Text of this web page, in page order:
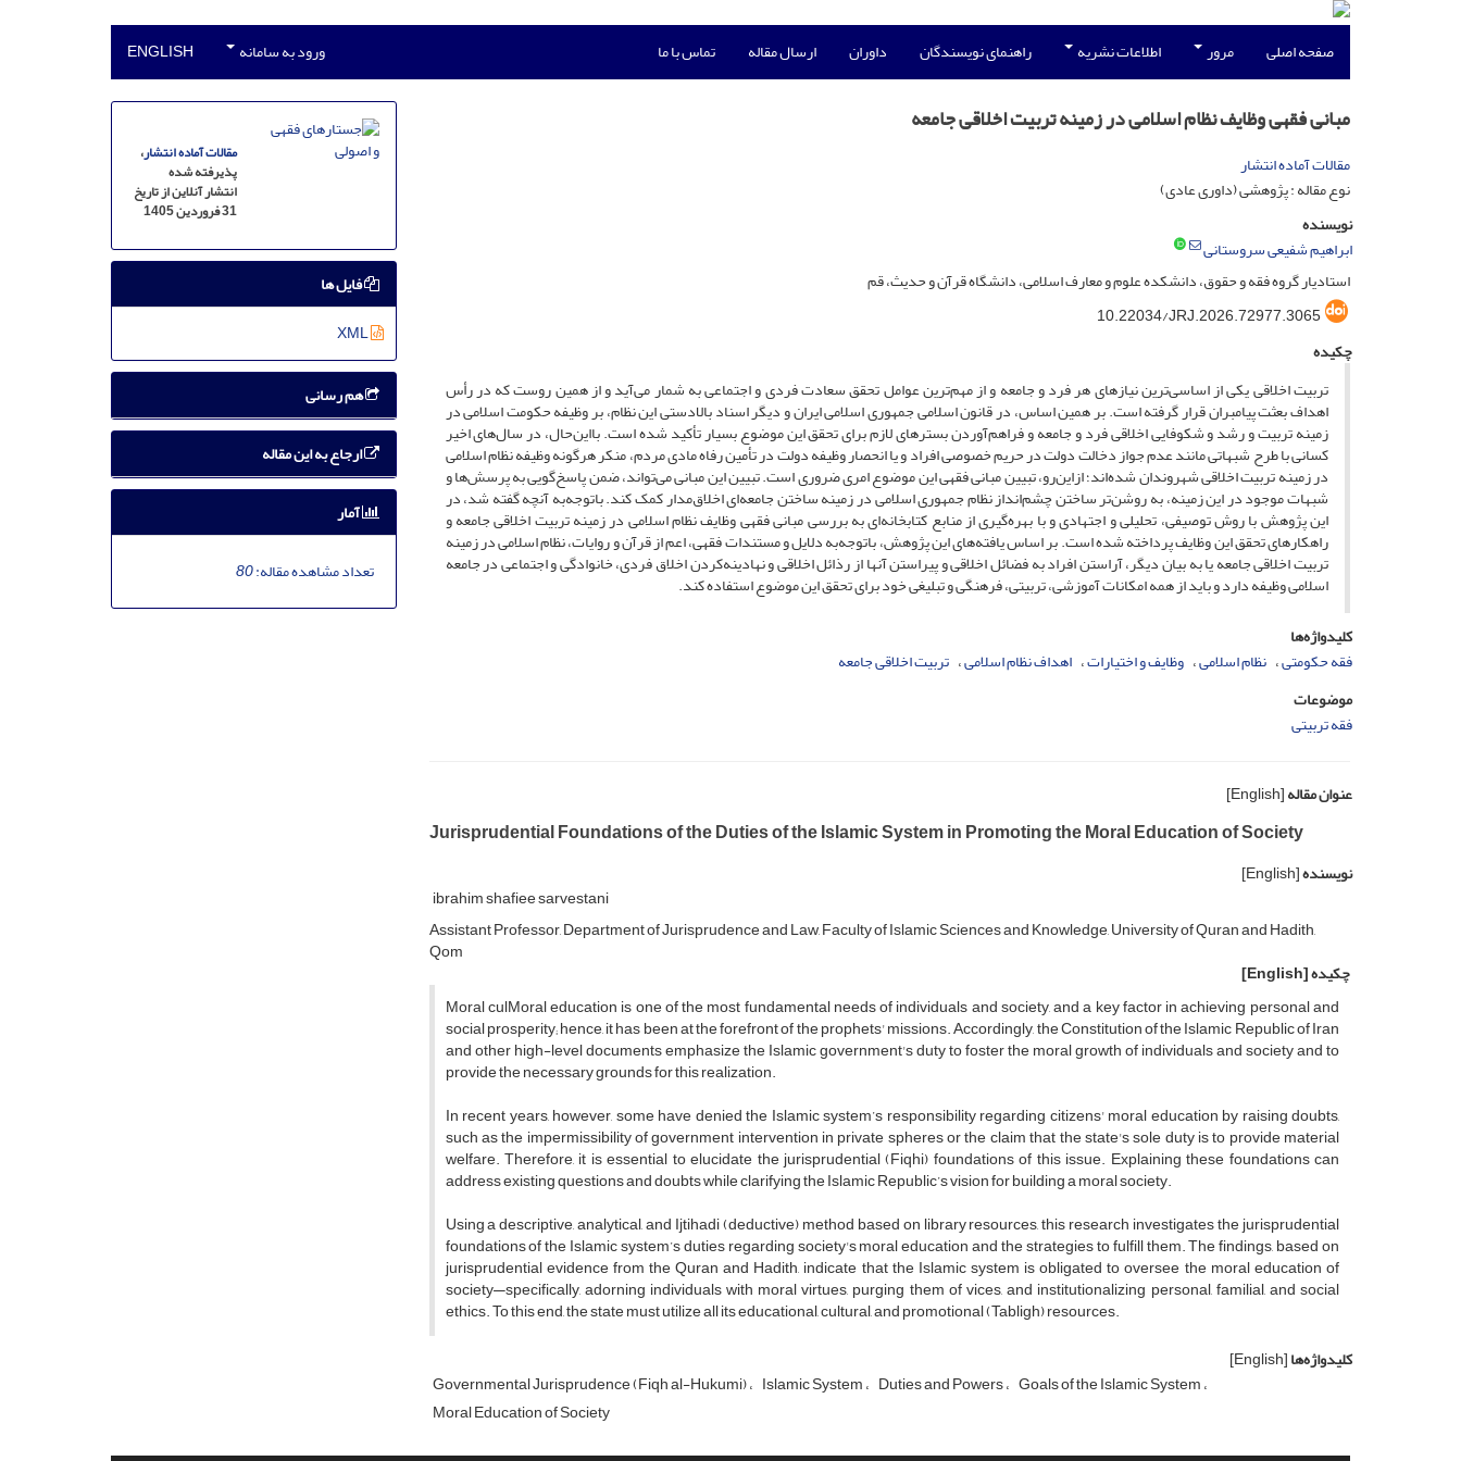
صفحه اصلی مرور اطلاعات نشریه راهنمای نویسندگان داوران ارسال مقاله تماس با ما ورود به سامانه ENGLISH
مبانی فقهی وظایف نظام اسلامی در زمینه تربیت اخلاقی جامعه
مقالات آماده انتشار
نوع مقاله : پژوهشی (داوری عادی)
نویسنده
ابراهیم شفیعی سروستانی
استادیار گروه فقه و حقوق، دانشکده علوم و معارف اسلامی، دانشگاه قرآن و حدیث، قم
10.22034/JRJ.2026.72977.3065
چکیده
تربیت اخلاقی یکی از اساسی‌ترین نیازهای هر فرد و جامعه و از مهم‌ترین عوامل تحقق سعادت فردی و اجتماعی به شمار می‌آید و از همین روست که در رأس
اهداف بعثت پیامبران قرار گرفته است. بر همین اساس، در قانون اسلامی جمهوری اسلامی ایران و دیگر اسناد بالادستی این نظام، بر وظیفه حکومت اسلامی در
زمینه تربیت و رشد و شکوفایی اخلاقی فرد و جامعه و فراهم‌آوردن بسترهای لازم برای تحقق این موضوع بسیار تأکید شده است. بااین‌حال، در سال‌های اخیر
کسانی با طرح شبهاتی مانند عدم جواز دخالت دولت در حریم خصوصی افراد و یا انحصار وظیفه دولت در تأمین رفاه مادی مردم، منکر هرگونه وظیفه نظام اسلامی
در زمینه تربیت اخلاقی شهروندان شده‌اند؛ ازاین‌رو، تبیین مبانی فقهی این موضوع امری ضروری است. تبیین این مبانی می‌تواند، ضمن پاسخ‌گویی به پرسش‌ها و
شبهات موجود در این زمینه، به روشن‌تر ساختن چشم‌انداز نظام جمهوری اسلامی در زمینه ساختن جامعه‌ای اخلاق‌مدار کمک کند. باتوجه‌به آنچه گفته شد، در
این پژوهش با روش توصیفی، تحلیلی و اجتهادی و با بهره‌گیری از منابع کتابخانه‌ای به بررسی مبانی فقهی وظایف نظام اسلامی در زمینه تربیت اخلاقی جامعه و
راهکارهای تحقق این وظایف پرداخته شده است. بر اساس یافته‌های این پژوهش، باتوجه‌به دلایل و مستندات فقهی، اعم از قرآن و روایات، نظام اسلامی در زمینه
تربیت اخلاقی جامعه یا به بیان دیگر، آراستن افراد به فضائل اخلاقی و پیراستن آنها از رذائل اخلاقی و نهادینه‌کردن اخلاق فردی، خانوادگی و اجتماعی در جامعه
اسلامی وظیفه دارد و باید از همه امکانات آموزشی، تربیتی، فرهنگی و تبلیغی خود برای تحقق این موضوع استفاده کند.
کلیدواژه‌ها
فقه حکومتی نظام اسلامی وظایف و اختیارات اهداف نظام اسلامی تربیت اخلاقی جامعه
موضوعات
فقه تربیتی
عنوان مقاله[English]
Jurisprudential Foundations of the Duties of the Islamic System in Promoting the Moral Education of Society
نویسنده[English]
ibrahim shafiee sarvestani
Assistant Professor, Department of Jurisprudence and Law, Faculty of Islamic Sciences and Knowledge, University of Quran and Hadith,
Qom
چکیده[English]
Moral culMoral education is one of the most fundamental needs of individuals and society, and a key factor in achieving personal and
social prosperity; hence, it has been at the forefront of the prophets' missions. Accordingly, the Constitution of the Islamic Republic of Iran
and other high-level documents emphasize the Islamic government's duty to foster the moral growth of individuals and society and to
provide the necessary grounds for this realization.
In recent years, however, some have denied the Islamic system’s responsibility regarding citizens' moral education by raising doubts,
such as the impermissibility of government intervention in private spheres or the claim that the state's sole duty is to provide material
welfare. Therefore, it is essential to elucidate the jurisprudential (Fiqhi) foundations of this issue. Explaining these foundations can
address existing questions and doubts while clarifying the Islamic Republic’s vision for building a moral society.
Using a descriptive, analytical, and Ijtihadi (deductive) method based on library resources, this research investigates the jurisprudential
foundations of the Islamic system’s duties regarding society's moral education and the strategies to fulfill them. The findings, based on
jurisprudential evidence from the Quran and Hadith, indicate that the Islamic system is obligated to oversee the moral education of
society—specifically, adorning individuals with moral virtues, purging them of vices, and institutionalizing personal, familial, and social
ethics. To this end, the state must utilize all its educational, cultural, and promotional (Tabligh) resources.
کلیدواژه‌ها[English]
Governmental Jurisprudence (Fiqh al-Hukumi) Islamic System Duties and Powers Goals of the Islamic System
Moral Education of Society
مقالات آماده انتشار،
پذیرفته شده
انتشار آنلاین از تاریخ
31 فروردین 1405
فایل ها
XML
هم رسانی
ارجاع به این مقاله
آمار
تعداد مشاهده مقاله:80